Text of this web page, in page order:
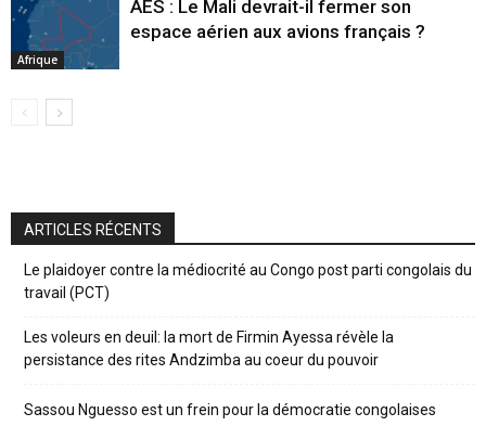
Afrique
AES : Le Mali devrait-il fermer son
espace aérien aux avions français ?
ARTICLES RÉCENTS
Le plaidoyer contre la médiocrité au Congo post parti congolais du
travail (PCT)
Les voleurs en deuil: la mort de Firmin Ayessa révèle la
persistance des rites Andzimba au coeur du pouvoir
Sassou Nguesso est un frein pour la démocratie congolaises